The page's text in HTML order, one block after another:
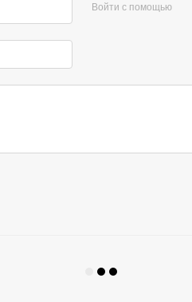
Войти с помощью